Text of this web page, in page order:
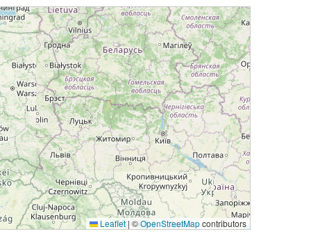
Leaflet|©OpenStreetMapcontributors